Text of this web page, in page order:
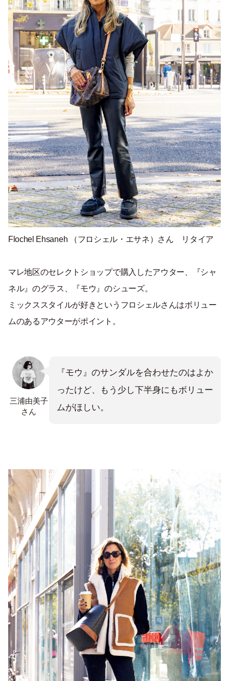
Flochel Ehsaneh （フロシェル・エサネ）さん リタイア
マレ地区のセレクトショップで購入したアウター、『シャ
ネル』のグラス、『モウ』のシューズ。
ミックススタイルが好きというフロシェルさんはボリュー
ムのあるアウターがポイント。
三浦由美子
さん
『モウ』のサンダルを合わせたのはよか
ったけど、もう少し下半身にもボリュー
ムがほしい。